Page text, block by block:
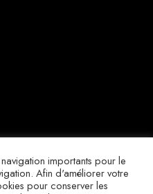
importants pour le
Afin d'améliorer votre
pour conserver les